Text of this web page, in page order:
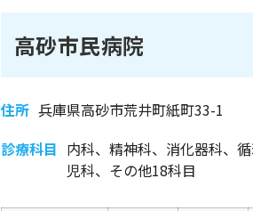
高砂市民病院
住所 兵庫県高砂市荒井町紙町33-1
診療科目 内科、精神科、消化器科、
児科、その他18科目